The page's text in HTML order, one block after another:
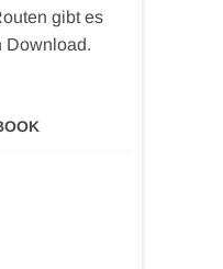
gibt es
Download.